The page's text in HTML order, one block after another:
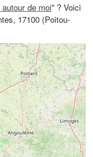
de moi" ? Voici
17100 (Poitou-